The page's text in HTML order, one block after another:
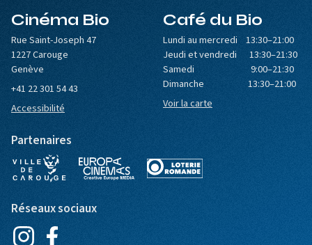
Cinéma Bio
Rue Saint-Joseph 47
1227 Carouge
Genève
+41 22 301 54 43
Accessibilité
Café du Bio
Lundi au mercredi 13:30–21:00
Jeudi et vendredi 13:30–21:30
Samedi 9:00–21:30
Dimanche 13:30–21:00
Voir la carte
Partenaires
Réseaux sociaux